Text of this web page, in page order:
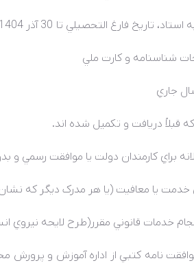
تاريخ فارغ التحصيلي تا
شناسنامه و کارت ملي
قبلاً دريافت و تکميل شده اند.
براي کارمندان دولت يا موافقت رسمي و
خدمت يا معافيت (يا هر مدرک ديگر که
خدمات قانوني مقرر(طرح لايحه نيروي
نامه کتبي از اداره آموزش و